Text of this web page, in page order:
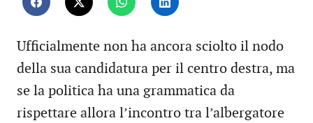
Ufficialmente non ha ancora sciolto il nodo
della sua candidatura per il centro destra, ma
se la politica ha una grammatica da
rispettare allora l’incontro tra l’albergatore